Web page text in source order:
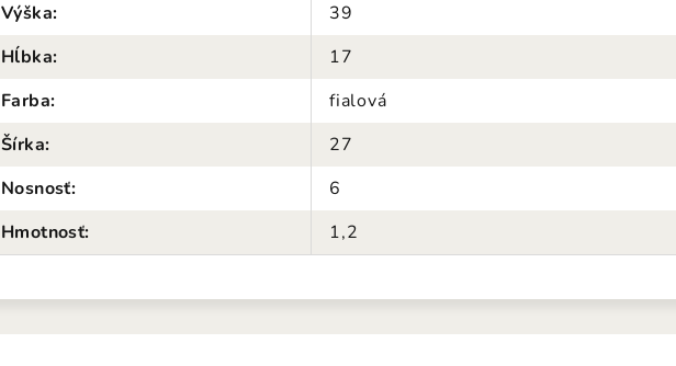
Výška:
39
Hĺbka:
17
Farba:
fialová
Šírka:
27
Nosnosť:
6
Hmotnosť: 1,2